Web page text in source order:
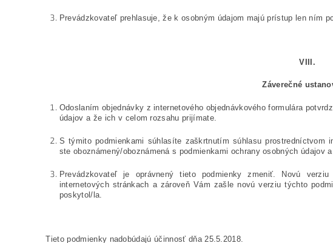
Prevádzkovateľ prehlasuje, že k osobným údajom majú prístup len ním
VIII.
Záverečné
Odoslaním objednávky z internetového objednávkového formulára
údajov a že ich v celom rozsahu prijímate.
S týmito podmienkami súhlasíte zaškrtnutím súhlasu prostredníctvom
ste oboznámený/oboznámená s podmienkami ochrany osobných údajov
Prevádzkovateľ je oprávnený tieto podmienky zmeniť. Novú
internetových stránkach a zároveň Vám zašle novú verziu týchto
poskytol/la.
Tieto podmienky nadobúdajú účinnosť dňa 25.5.2018.